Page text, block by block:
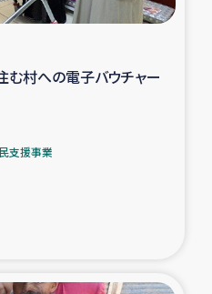
む村への電子バウチャー
支援事業